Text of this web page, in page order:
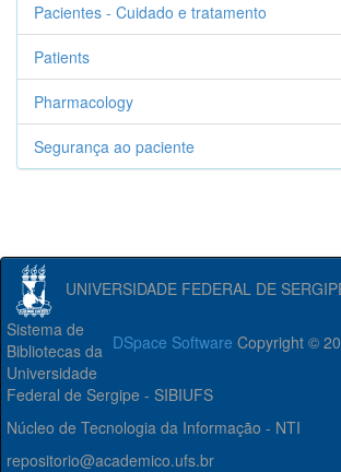
Pacientes - Cuidado e tratamento
Patients
Pharmacology
Segurança ao paciente
UNIVERSIDADE FEDERAL DE
DSpace Software Copyright ©
Sistema de
Bibliotecas da
Universidade
Federal de Sergipe - SIBIUFS
Núcleo de Tecnologia da Informação - NTI
repositorio@academico.ufs.br